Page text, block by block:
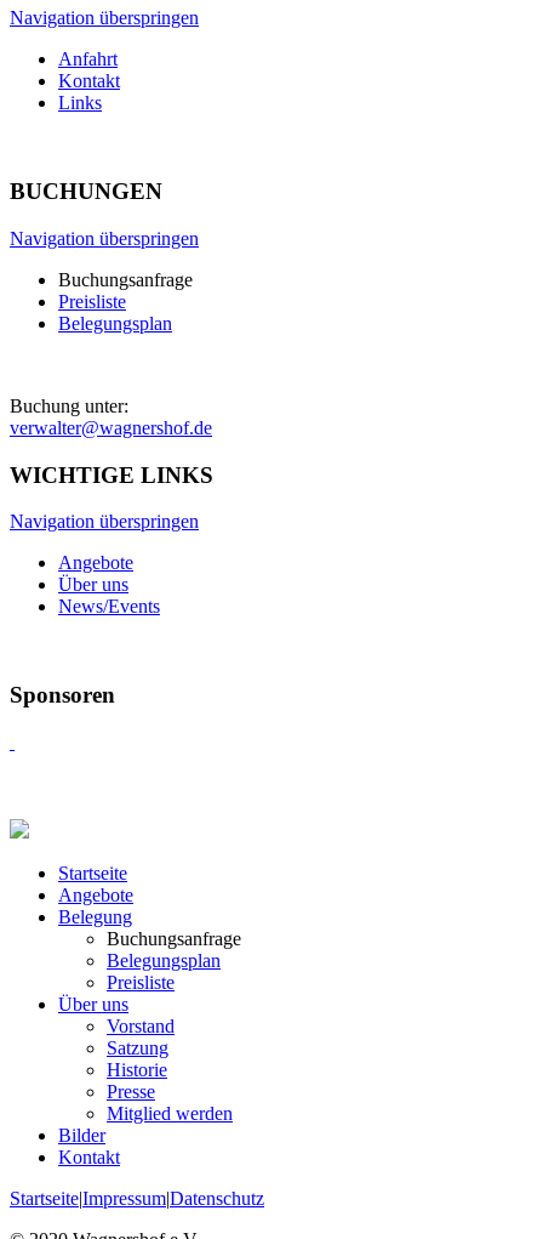
Navigation überspringen
Anfahrt
Kontakt
Links
BUCHUNGEN
Navigation überspringen
Buchungsanfrage
Preisliste
Belegungsplan
Buchung unter:
verwalter@wagnershof.de
WICHTIGE LINKS
Navigation überspringen
Angebote
Über uns
News/Events
Sponsoren
Startseite
Angebote
Belegung
Buchungsanfrage
Belegungsplan
Preisliste
Über uns
Vorstand
Satzung
Historie
Presse
Mitglied werden
Bilder
Kontakt
Startseite|Impressum|Datenschutz